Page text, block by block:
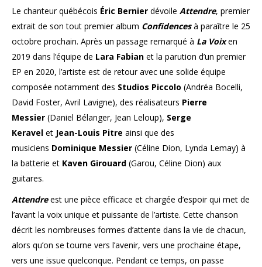
Le chanteur québécois Éric Bernier dévoile Attendre, premier
extrait de son tout premier album Confidencesà paraître le 25
octobre prochain. Après un passage remarqué à La Voixen
2019 dans l’équipe de Lara Fabian et la parution d’un premier
EP en 2020, l’artiste est de retour avec une solide équipe
composée notamment des Studios Piccolo (Andréa Bocelli,
David Foster, Avril Lavigne), des réalisateurs Pierre
Messier (Daniel Bélanger, Jean Leloup), Serge
Keravel et Jean-Louis Pitre ainsi que des
musiciens Dominique Messier (Céline Dion, Lynda Lemay) à
la batterie et Kaven Girouard (Garou, Céline Dion) aux
guitares.
Attendreest une pièce efficace et chargée d’espoir qui met de
l’avant la voix unique et puissante de l’artiste. Cette chanson
décrit les nombreuses formes d’attente dans la vie de chacun,
alors qu’on se tourne vers l’avenir, vers une prochaine étape,
vers une issue quelconque. Pendant ce temps, on passe